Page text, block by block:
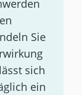
Sie
sich
ein